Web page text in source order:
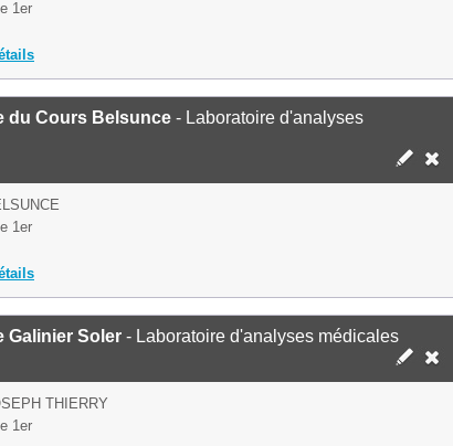
1er
du Cours Belsunce - Laboratoire d'analyses
1er
Galinier Soler - Laboratoire d'analyses médicales
THIERRY
1er